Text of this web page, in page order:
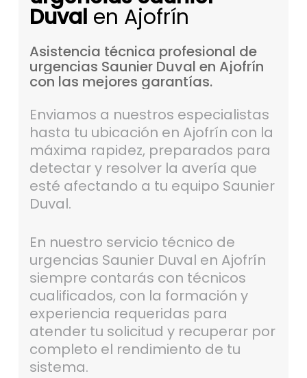
Duval en Ajofrín
Asistencia técnica profesional de
urgencias Saunier Duval en Ajofrín
con las mejores garantías.
Enviamos a nuestros especialistas
hasta tu ubicación en Ajofrín con la
máxima rapidez, preparados para
detectar y resolver la avería que
esté afectando a tu equipo Saunier
Duval.
En nuestro servicio técnico de
urgencias Saunier Duval en Ajofrín
siempre contarás con técnicos
cualificados, con la formación y
experiencia requeridas para
atender tu solicitud y recuperar por
completo el rendimiento de tu
sistema.